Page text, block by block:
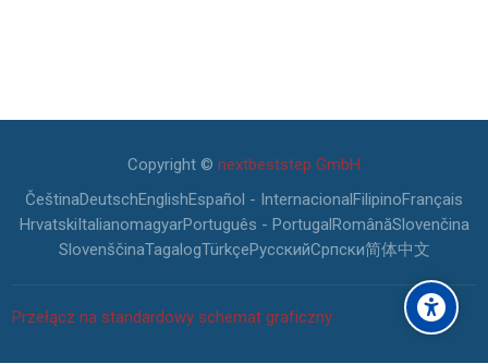
Copyright © nextbeststep GmbH
ČeštinaDeutschEnglishEspañol - InternacionalFilipinoFrançais
HrvatskiItalianomagyarPortuguês - PortugalRomânăSlovenčina
SlovenščinaTagalogTürkçeРусскийСрпски简体中文
Przełącz na standardowy schemat graficzny